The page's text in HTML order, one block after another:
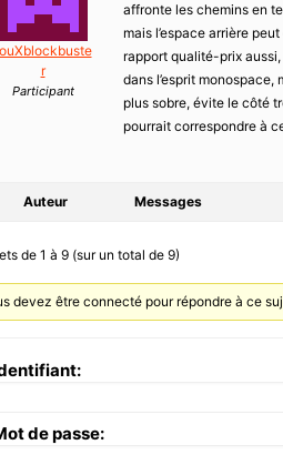
r
Participant
affronte les chemins en
mais l’espace arrière
rapport qualité-prix
dans l’esprit
plus sobre, évite le côté
pourrait correspondre à
Auteur Messages
de 1 à 9 (sur un total de 9)
devez être connecté pour répondre à ce
de passe: